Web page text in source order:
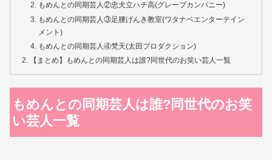
もめんとの同期芸人②忠犬立ハチ高(グレープカンパニー)
もめんとの同期芸人③足腰げんき教室(ワタナベエンターテイン
メント)
もめんとの同期芸人④梵天(太田プロダクション)
【まとめ】もめんとの同期芸人は誰?同世代のお笑い芸人一覧
もめんとの同期芸人は誰?同世代のお笑
い芸人一覧